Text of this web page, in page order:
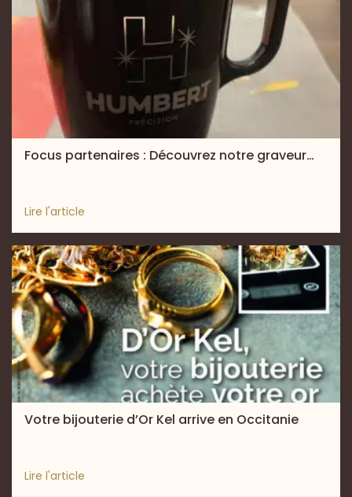
Focus partenaires : Découvrez notre graveur…
Lire l'article
Votre bijouterie d’Or Kel arrive en Occitanie
Lire l'article